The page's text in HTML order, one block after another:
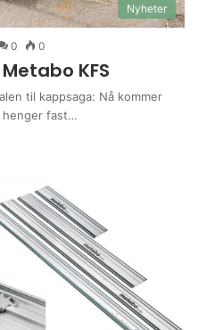
Nyheter
0 0
KFS
til kappsaga: Nå kommer
henger fast…